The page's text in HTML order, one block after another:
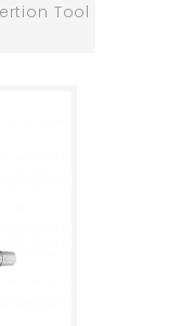
Tool